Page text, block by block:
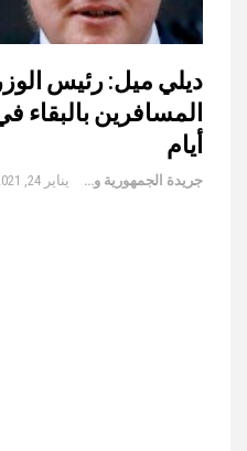
ديلي ميل: رئيس
أيام
جريدة الجمهورية والعالم يناير 24, 2021